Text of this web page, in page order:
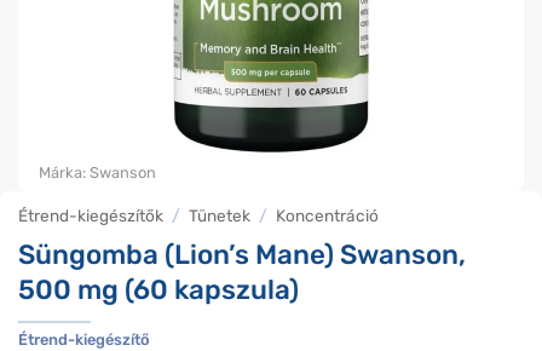
Étrend-kiegészítők / Tünetek / Koncentráció
Süngomba (Lion’s Mane) Swanson,
500 mg (60 kapszula)
Étrend-kiegészítő
Márka: Swanson